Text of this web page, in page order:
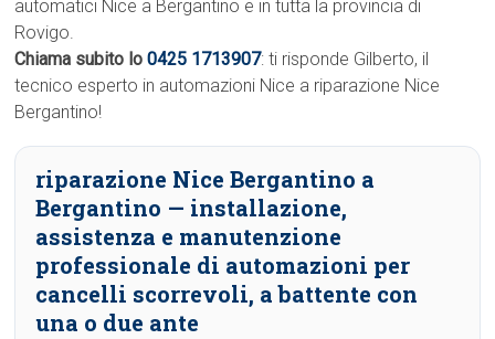
automatici Nice a Bergantino e in tutta la provincia di
Rovigo.
Chiama subito lo0425 1713907: ti risponde Gilberto, il
tecnico esperto in automazioni Nice a riparazione Nice
Bergantino!
riparazione Nice Bergantino a
Bergantino — installazione,
assistenza e manutenzione
professionale di automazioni per
cancelli scorrevoli, a battente con
una o due ante